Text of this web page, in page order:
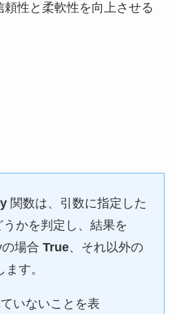
頼性と柔軟性を向上させる
関数は、引数に指定した
うかを判定し、結果を
の場合True、それ以外の
ます。
いないことを表